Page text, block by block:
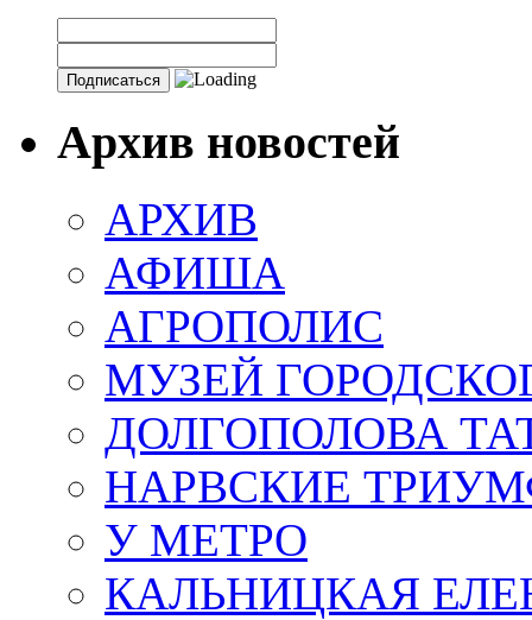
Архив новостей
АРХИВ
АФИША
АГРОПОЛИС
МУЗЕЙ
ДОЛГОПОЛОВА
НАРВСКИЕ
У МЕТРО
КАЛЬНИЦКАЯ